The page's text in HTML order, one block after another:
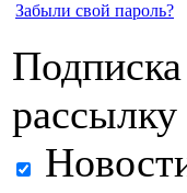
Забыли свой пароль?
рассылку